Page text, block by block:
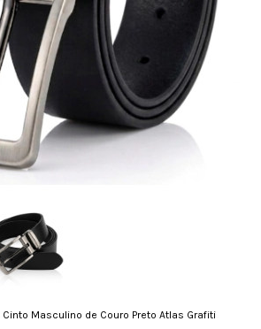
Cinto Masculino de Couro Preto Atlas Grafiti